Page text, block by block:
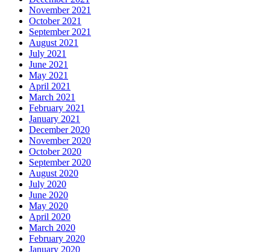
November 2021
October 2021
September 2021
August 2021
July 2021
June 2021
May 2021
April 2021
March 2021
February 2021
January 2021
December 2020
November 2020
October 2020
September 2020
August 2020
July 2020
June 2020
May 2020
April 2020
March 2020
February 2020
January 2020